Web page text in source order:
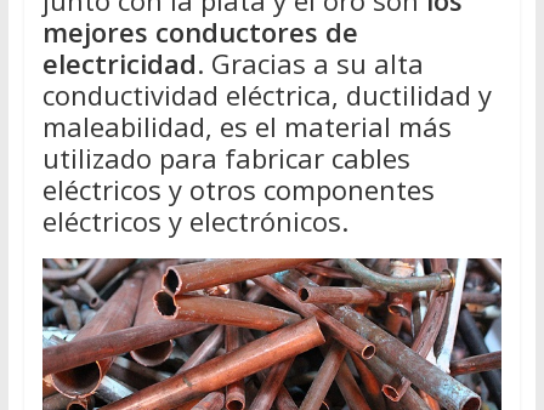
mejores conductores de
electricidad. Gracias a su alta
conductividad eléctrica, ductilidad y
maleabilidad, es el material más
utilizado para fabricar cables
eléctricos y otros componentes
eléctricos y electrónicos.